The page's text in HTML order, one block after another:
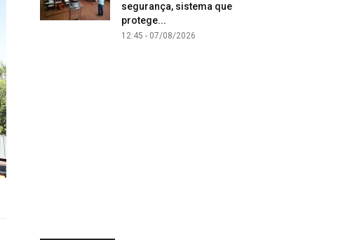
segurança, sistema que
protege...
12:45 - 07/08/2026